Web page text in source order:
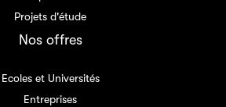
Projets d'étude
Nos offres
Ecoles et Universités
Entreprises